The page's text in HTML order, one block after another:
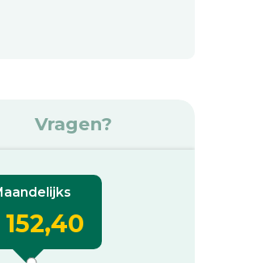
Vragen?